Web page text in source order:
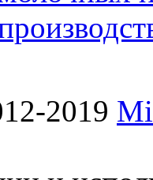
2019